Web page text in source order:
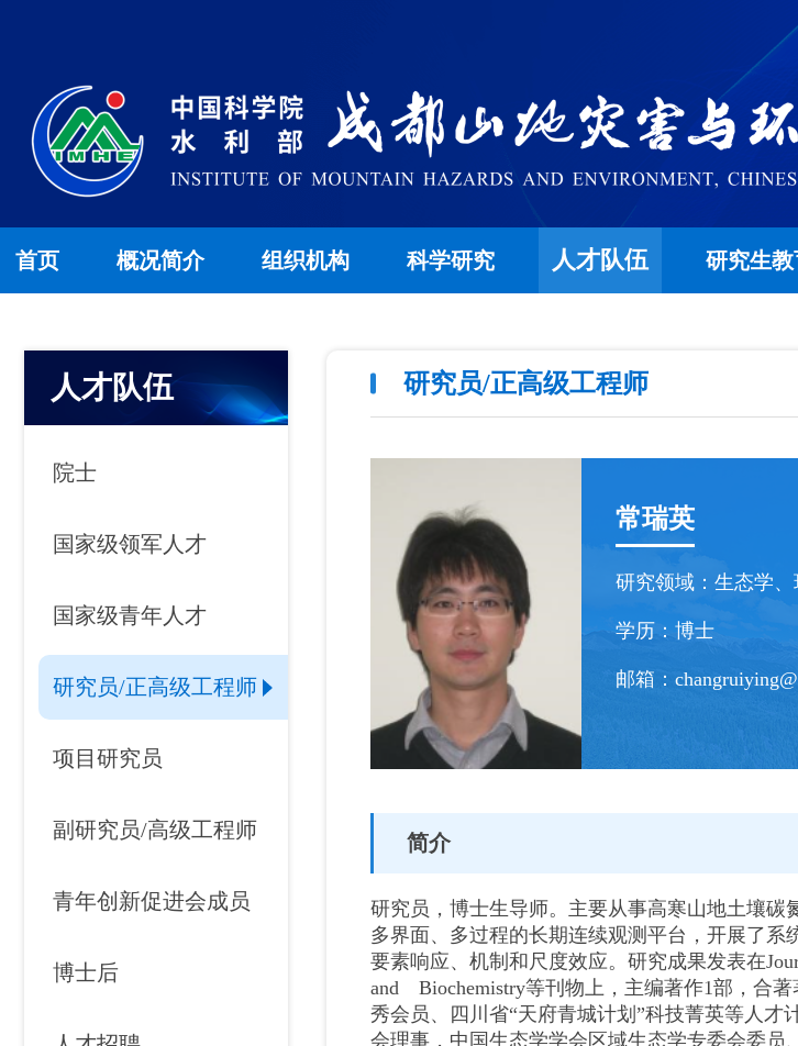
首页 概况简介 组织机构 科学研究 人才队伍 研究生教
人才队伍
院士
国家级领军人才
国家级青年人才
研究员/正高级工程师
项目研究员
副研究员/高级工程师
青年创新促进会成员
博士后
研究员/正高级工程师
常瑞英
研究领域： 生态学
学历： 博士
邮箱：
简介
研究员，博士生导师。主要从事高寒山地土壤碳
多界面、多过程的长期连续观测平台，开展了
要素响应、机制和尺度效应。研究成果发表在
and Biochemistry等刊物上，主编著作1部，合
秀会员、四川省“天府青城计划”科技菁英等人
会理事，中国生态学学会区域生态学专委会委